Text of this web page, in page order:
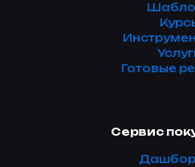
Готовые
Сервис